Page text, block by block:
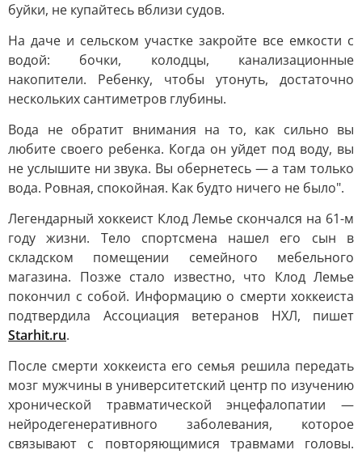
буйки, не купайтесь вблизи судов.
На даче и сельском участке закройте все емкости с
водой: бочки, колодцы, канализационные
накопители. Ребенку, чтобы утонуть, достаточно
нескольких сантиметров глубины.
Вода не обратит внимания на то, как сильно вы
любите своего ребенка. Когда он уйдет под воду, вы
не услышите ни звука. Вы обернетесь — а там только
вода. Ровная, спокойная. Как будто ничего не было".
Легендарный хоккеист Клод Лемье скончался на 61-м
году жизни. Тело спортсмена нашел его сын в
складском помещении семейного мебельного
магазина. Позже стало известно, что Клод Лемье
покончил с собой. Информацию о смерти хоккеиста
подтвердила Ассоциация ветеранов НХЛ, пишет
Starhit.ru.
После смерти хоккеиста его семья решила передать
мозг мужчины в университетский центр по изучению
хронической травматической энцефалопатии —
нейродегенеративного заболевания, которое
связывают с повторяющимися травмами головы.